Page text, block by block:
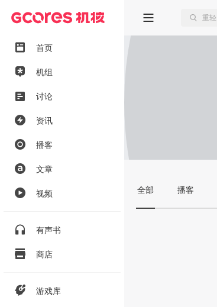
首页
机组
讨论
资讯
播客
文章
视频
有声书
商店
游戏库
全部 播客